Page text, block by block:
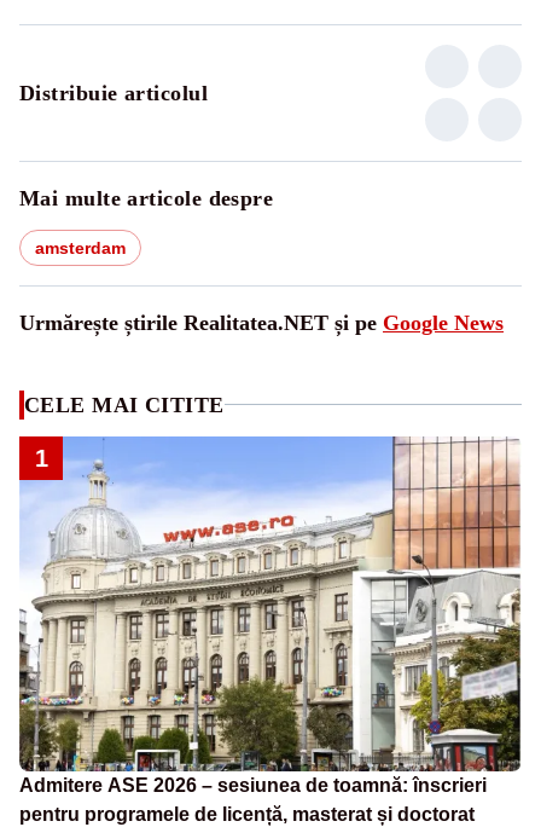
Distribuie articolul
Mai multe articole despre
amsterdam
Urmărește știrile Realitatea.NET și pe Google News
CELE MAI CITITE
1
Admitere ASE 2026 – sesiunea de toamnă: înscrieri
pentru programele de licență, masterat și doctorat